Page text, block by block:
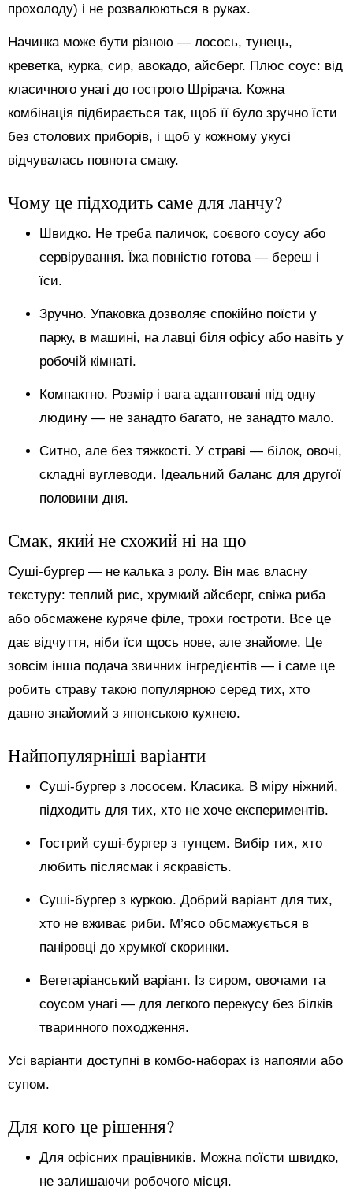
прохолоду) і не розвалюються в руках.
Начинка може бути різною — лосось, тунець,
креветка, курка, сир, авокадо, айсберг. Плюс соус: від
класичного унагі до гострого Шрірача. Кожна
комбінація підбирається так, щоб її було зручно їсти
без столових приборів, і щоб у кожному укусі
відчувалась повнота смаку.
Чому це підходить саме для ланчу?
Швидко. Не треба паличок, соєвого соусу або
сервірування. Їжа повністю готова — береш і
їси.
Зручно. Упаковка дозволяє спокійно поїсти у
парку, в машині, на лавці біля офісу або навіть у
робочій кімнаті.
Компактно. Розмір і вага адаптовані під одну
людину — не занадто багато, не занадто мало.
Ситно, але без тяжкості. У страві — білок, овочі,
складні вуглеводи. Ідеальний баланс для другої
половини дня.
Смак, який не схожий ні на що
Суші-бургер — не калька з ролу. Він має власну
текстуру: теплий рис, хрумкий айсберг, свіжа риба
або обсмажене куряче філе, трохи гостроти. Все це
дає відчуття, ніби їси щось нове, але знайоме. Це
зовсім інша подача звичних інгредієнтів — і саме це
робить страву такою популярною серед тих, хто
давно знайомий з японською кухнею.
Найпопулярніші варіанти
Суші-бургер з лососем. Класика. В міру ніжний,
підходить для тих, хто не хоче експериментів.
Гострий суші-бургер з тунцем. Вибір тих, хто
любить післясмак і яскравість.
Суші-бургер з куркою. Добрий варіант для тих,
хто не вживає риби. М’ясо обсмажується в
паніровці до хрумкої скоринки.
Вегетаріанський варіант. Із сиром, овочами та
соусом унагі — для легкого перекусу без білків
тваринного походження.
Усі варіанти доступні в комбо-наборах із напоями або
супом.
Для кого це рішення?
Для офісних працівників. Можна поїсти швидко,
не залишаючи робочого місця.